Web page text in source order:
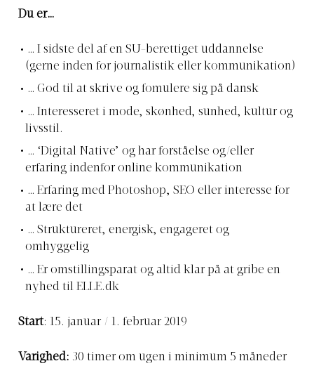
Du er…
… I sidste del af en SU-berettiget uddannelse
(gerne inden for journalistik eller kommunikation)
… God til at skrive og fomulere sig på dansk
… Interesseret i mode, skønhed, sunhed, kultur og
livsstil.
… ‘Digital Native’ og har forståelse og/eller
erfaring indenfor online kommunikation
… Erfaring med Photoshop, SEO eller interesse for
at lære det
… Struktureret, energisk, engageret og
omhyggelig
… Er omstillingsparat og altid klar på at gribe en
nyhed til ELLE.dk
Start: 15. januar / 1. februar 2019
Varighed: 30 timer om ugen i minimum 5 måneder